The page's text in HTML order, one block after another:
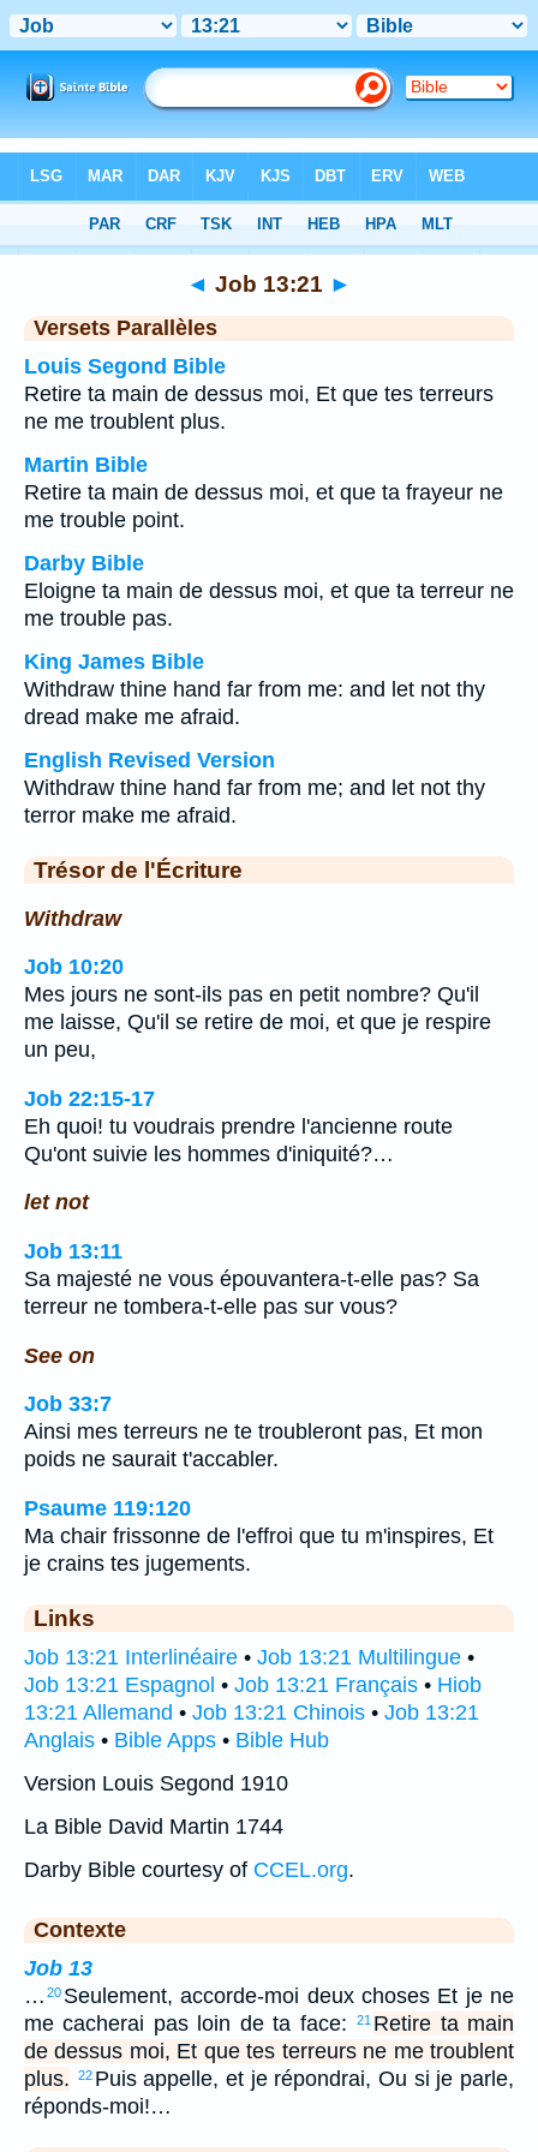
Chapitre 13 > Verset 21
◄ Job 13:21 ►
Versets Parallèles
Louis Segond Bible
Retire ta main de dessus moi, Et que tes terreurs
ne me troublent plus.
Martin Bible
Retire ta main de dessus moi, et que ta frayeur ne
me trouble point.
Darby Bible
Eloigne ta main de dessus moi, et que ta terreur ne
me trouble pas.
King James Bible
Withdraw thine hand far from me: and let not thy
dread make me afraid.
English Revised Version
Withdraw thine hand far from me; and let not thy
terror make me afraid.
Trésor de l'Écriture
Withdraw
Job 10:20
Mes jours ne sont-ils pas en petit nombre? Qu'il
me laisse, Qu'il se retire de moi, et que je respire
un peu,
Job 22:15-17
Eh quoi! tu voudrais prendre l'ancienne route
Qu'ont suivie les hommes d'iniquité?…
let not
Job 13:11
Sa majesté ne vous épouvantera-t-elle pas? Sa
terreur ne tombera-t-elle pas sur vous?
See on
Job 33:7
Ainsi mes terreurs ne te troubleront pas, Et mon
poids ne saurait t'accabler.
Psaume 119:120
Ma chair frissonne de l'effroi que tu m'inspires, Et
je crains tes jugements.
Links
Job 13:21 Interlinéaire • Job 13:21 Multilingue •
Job 13:21 Espagnol • Job 13:21 Français • Hiob
13:21 Allemand • Job 13:21 Chinois • Job 13:21
Anglais • Bible Apps • Bible Hub
Version Louis Segond 1910
La Bible David Martin 1744
Darby Bible courtesy of CCEL.org.
Contexte
Job 13
… 20 Seulement, accorde-moi deux choses Et je ne
me cacherai pas loin de ta face:
21 Retire ta main
de dessus moi, Et que tes terreurs ne me troublent
plus.
22 Puis appelle, et je répondrai, Ou si je parle,
réponds-moi!…